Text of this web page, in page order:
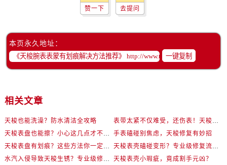
赞一下 去提问
本页永久地址：
一键复制
相关文章
天梭也能洗澡？防水清洁全攻略
表带太紧不仅难受，还伤表！天梭佩戴优化技巧
天梭表盘也能擦？小心这几点才不伤机芯
手表磕碰别焦虑，天梭修复有妙招
天梭表盘有划痕？这些方法你一定要试试！
天梭表壳磕碰变形？专业级修复流程大公开
水汽入侵导致天梭生锈？专业级修复思路大公开
天梭表壳小瑕疵，竟成割手元凶？